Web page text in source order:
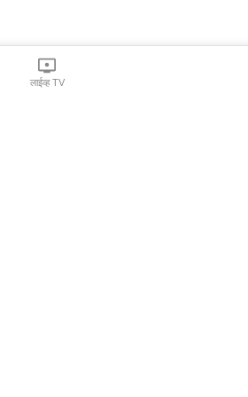
लाईव्ह TV